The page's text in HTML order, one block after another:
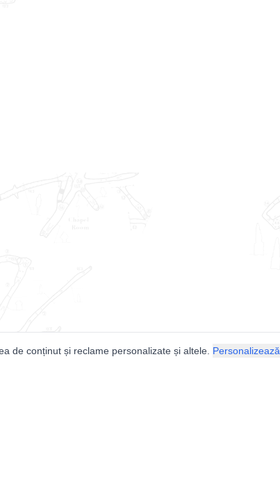
de conținut și reclame personalizate și altele. Personalizează